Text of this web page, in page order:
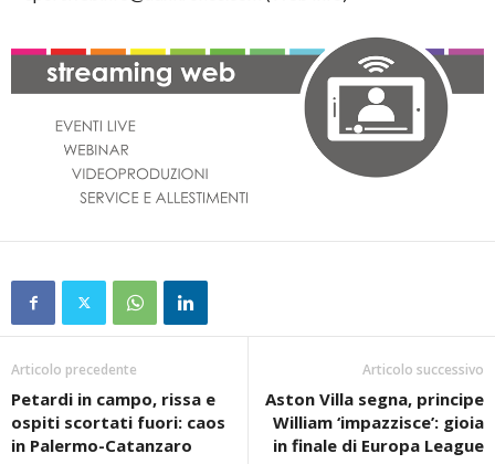
Articolo precedente
Petardi in campo, rissa e
ospiti scortati fuori: caos
in Palermo-Catanzaro
Articolo successivo
Aston Villa segna, principe
William ‘impazzisce’: gioia
in finale di Europa League